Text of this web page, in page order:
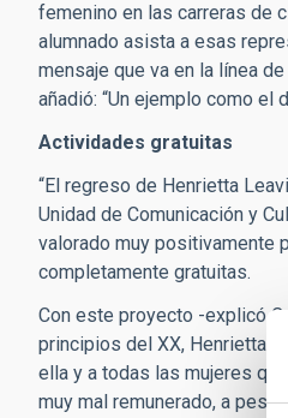
femenino en las carreras de
alumnado asista a esas
mensaje que va en la línea
añadió: “Un ejemplo como el
Actividades gratuitas
“El regreso de Henrietta
Unidad de Comunicación y
valorado muy positivamente
completamente gratuitas.
Con este proyecto -explicó
principios del XX, Henrietta
ella y a todas las mujeres
muy mal remunerado, a